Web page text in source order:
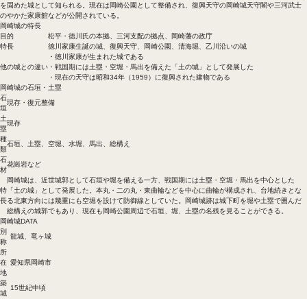
を固めた城として知られる。現在は岡崎公園として整備され、復興天守の岡崎城天守閣や三河武士
のやかた家康館などが公開されている。
岡崎城の特長
目的
松平・徳川氏の本拠、三河支配の拠点、岡崎藩の政庁
特長
徳川家康生誕の城、復興天守、岡崎公園、清海堀、乙川沿いの城
他の城との違い
・徳川家康が生まれた城である
・戦国期には土塁・空堀・馬出を備えた「土の城」として発展した
・現在の天守は昭和34年（1959）に復興された建物である
岡崎城の石垣・土塁
石
垣
現存・復元整備
土
塁
現存
種
類
石垣、土塁、空堀、水堀、馬出、総構え
石
材
花崗岩など
特
長
岡崎城は、近世城郭として石垣や堀を備える一方、戦国期には土塁・空堀・馬出を中心とした
「土の城」として発展した。本丸・二の丸・東曲輪などを中心に曲輪が構成され、台地続きとな
る北東方向には幾重にも空堀を設けて防御線としていた。岡崎城跡は城下町を堀や土塁で囲んだ
総構えの城郭でもあり、現在も岡崎公園周辺で石垣、堀、土塁の名残を見ることができる。
岡崎城DATA
別
称
龍城、竜ヶ城
所
在
地
愛知県岡崎市
築
城
15世紀中頃